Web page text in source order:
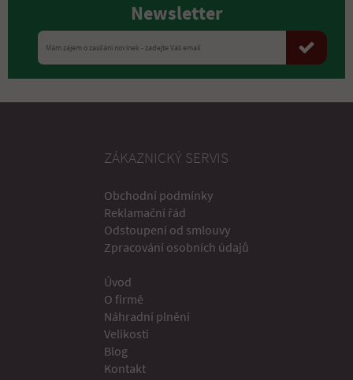
Newsletter
ZÁKAZNICKÝ SERVIS
Obchodní podmínky
Reklamační řád
Odstoupení od smlouvy
Zpracování osobních údajů
Úvod
O firmě
Náhradní plnění
Velikosti
Blog
Kontakt